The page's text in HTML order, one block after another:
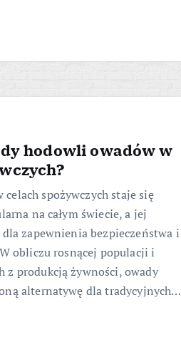
hodowli owadów w
spożywczych staje się
na całym świecie, a jej
dla zapewnienia bezpieczeństwa i
obliczu rosnącej populacji i
z produkcją żywności, owady
alternatywę dla tradycyjnych…